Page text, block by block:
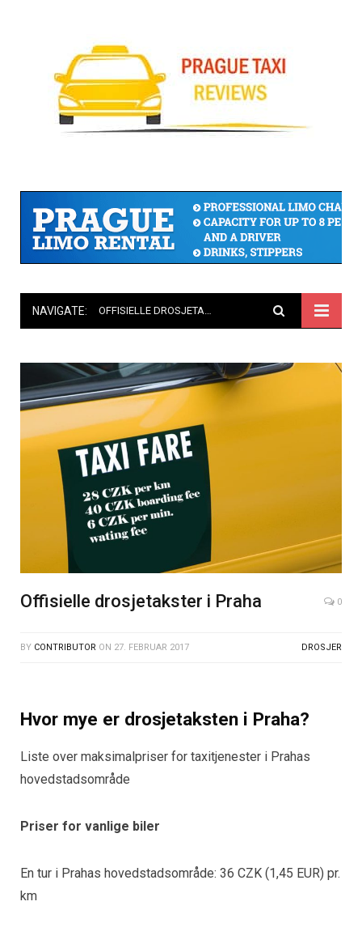
NAVIGATE: OFFISIELLE DROSJETAKSTER
Offisielle drosjetakster i Praha 0
BY CONTRIBUTOR ON 27. FEBRUAR 2017 DROSJER
Hvor mye er drosjetaksten i Praha?
Liste over maksimalpriser for taxitjenester i Prahas
hovedstadsområde
Priser for vanlige biler
En tur i Prahas hovedstadsområde: 36 CZK (1,45 EUR) pr.
km